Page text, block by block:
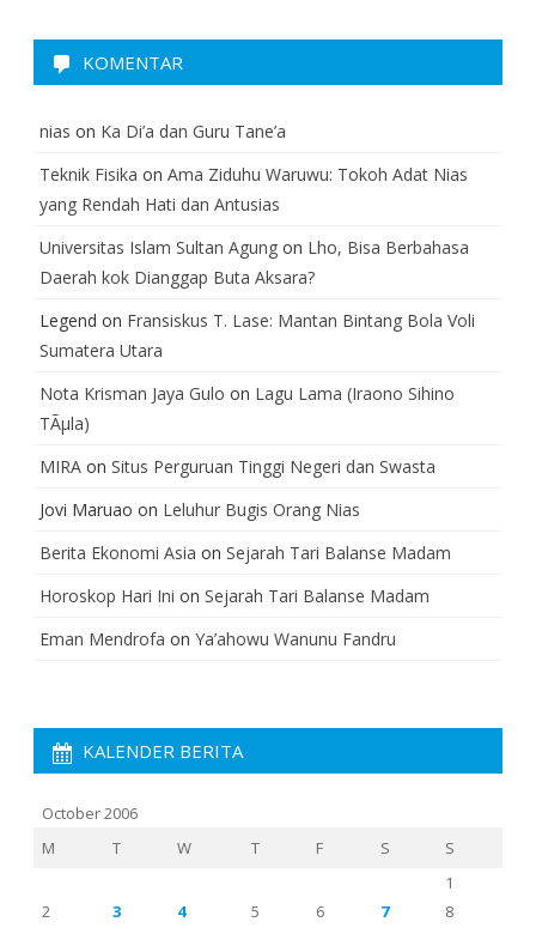
KOMENTAR
nias on Ka Di’a dan Guru Tane’a
Teknik Fisika on Ama Ziduhu Waruwu: Tokoh Adat Nias
yang Rendah Hati dan Antusias
Universitas Islam Sultan Agung on Lho, Bisa Berbahasa
Daerah kok Dianggap Buta Aksara?
Legend on Fransiskus T. Lase: Mantan Bintang Bola Voli
Sumatera Utara
Nota Krisman Jaya Gulo on Lagu Lama (Iraono Sihino
TÃµla)
MIRA on Situs Perguruan Tinggi Negeri dan Swasta
Jovi Maruao on Leluhur Bugis Orang Nias
Berita Ekonomi Asia on Sejarah Tari Balanse Madam
Horoskop Hari Ini on Sejarah Tari Balanse Madam
Eman Mendrofa on Ya’ahowu Wanunu Fandru
KALENDER BERITA
October 2006
M
T W T F S
S
1
2
3 4 5 6 7
8